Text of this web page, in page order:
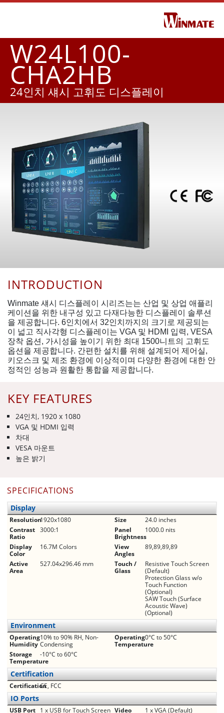
W24L100-
CHA2HB
24인치 섀시 고휘도 디스플레이
KEY FEATURES
24인치, 1920 x 1080
VGA 및 HDMI 입력
차대
VESA 마운트
높은 밝기
INTRODUCTION
Winmate 섀시 디스플레이 시리즈는는 산업 및 상업 애플리
케이션을 위한 내구성 있고 다재다능한 디스플레이 솔루션
을 제공합니다. 6인치에서 32인치까지의 크기로 제공되는
이 넓고 직사각형 디스플레이는 VGA 및 HDMI 입력, VESA
장착 옵션, 가시성을 높이기 위한 최대 1500니트의 고휘도
옵션을 제공합니다. 간편한 설치를 위해 설계되어 제어실,
키오스크 및 제조 환경에 이상적이며 다양한 환경에 대한 안
정적인 성능과 원활한 통합을 제공합니다.
SPECIFICATIONS
Display
Resolution1920x1080 Size
24.0 inches
Contrast
Ratio
3000:1
Panel
Brightness
1000.0 nits
Display
Color
16.7M Colors
View
Angles
89,89,89,89
Active
Area
527.04x296.46 mm
Touch /
Glass
Resistive Touch Screen
(Default)
Protection Glass w/o
Touch Function
(Optional)
SAW Touch (Surface
Acoustic Wave)
(Optional)
Environment
Operating
Humidity
10% to 90% RH, Non-
Condensing
Operating
Temperature
0°C to 50°C
Storage
Temperature
-10°C to 60°C
Certification
CertificationCE, FCC
IO Ports
USB Port 1 x USB for Touch Screen Video
1 x VGA (Default)